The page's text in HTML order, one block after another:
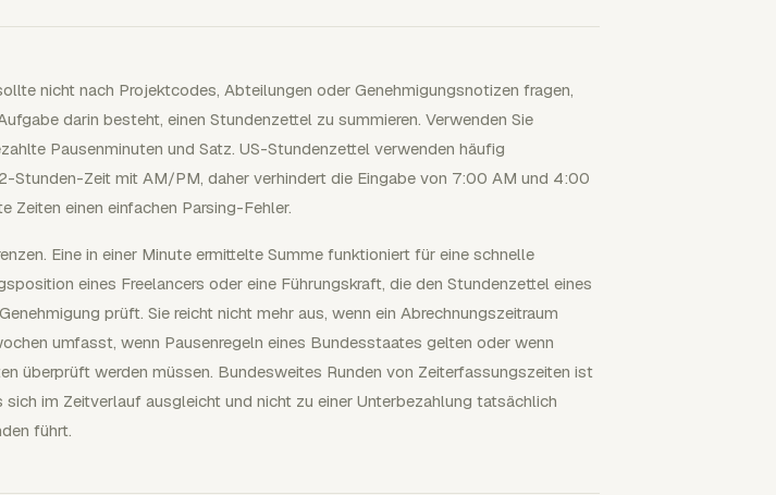
nicht nach Projektcodes, Abteilungen oder Genehmigungsnotizen fragen,
darin besteht, einen Stundenzettel zu summieren. Verwenden Sie
Pausenminuten und Satz. US-Stundenzettel verwenden häufig
Stunden-Zeit mit AM/PM, daher verhindert die Eingabe von 7:00 AM und 4:00
Zeiten einen einfachen Parsing-Fehler.
Eine in einer Minute ermittelte Summe funktioniert für eine schnelle
eines Freelancers oder eine Führungskraft, die den Stundenzettel eines
prüft. Sie reicht nicht mehr aus, wenn ein Abrechnungszeitraum
umfasst, wenn Pausenregeln eines Bundesstaates gelten oder wenn
überprüft werden müssen. Bundesweites Runden von Zeiterfassungszeiten ist
sich im Zeitverlauf ausgleicht und nicht zu einer Unterbezahlung tatsächlich
führt.